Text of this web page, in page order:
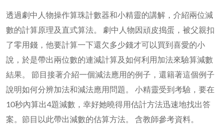
透過劇中人物操作算珠計數器和小精靈的講解，介紹兩位減
數的計算原理及直式算法。 劇中人物因頑皮搗蛋，被父親扣
了零用錢，他要計算一下還欠多少錢才可以買到喜愛的小
說，於是帶出兩位數的連減計算及如何利用加法來驗算減數
結果。 節目接著介紹一個減法應用的例子，還籍著這個例子
說明如何分辨加法和減法應用問題。 小精靈受到考驗，要在
10秒內算出4題減數，幸好她曉得用估計方法迅速地找出答
案。節目以此帶出減數的估算方法。 含教師參考資料。